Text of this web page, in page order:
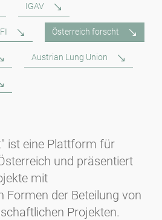
IGAV
Österreich forscht
Austrian Lung Union
ist eine Plattform für
und präsentiert
mit
Formen der Beteilung von
Projekten.